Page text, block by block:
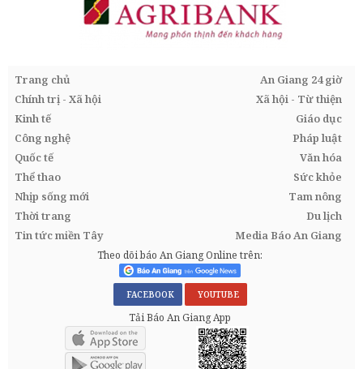
Trang chủ
An Giang 24 giờ
Chính trị - Xã hội
Xã hội - Từ thiện
Kinh tế
Giáo dục
Công nghệ
Pháp luật
Quốc tế
Văn hóa
Thể thao
Sức khỏe
Nhịp sống mới
Tam nông
Thời trang
Du lịch
Tin tức miền Tây
Media Báo An Giang
Theo dõi báo An Giang Online trên:
FACEBOOK YOUTUBE
Tải Báo An Giang App